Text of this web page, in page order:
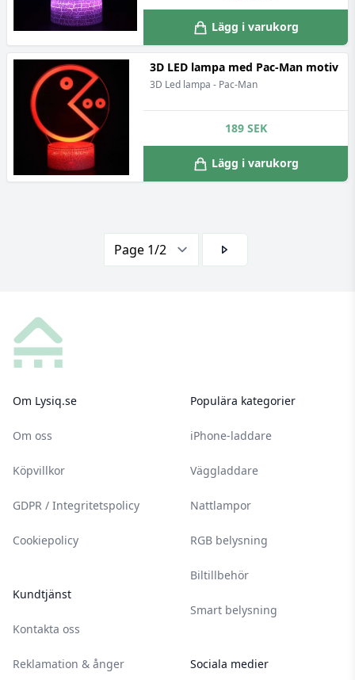
Lägg i varukorg
3D LED lampa med Pac-Man motiv
3D Led lampa - Pac-Man
189 SEK
Lägg i varukorg
Om Lysiq.se
Om oss
Köpvillkor
GDPR / Integritetspolicy
Cookiepolicy
Kundtjänst
Kontakta oss
Reklamation & ånger
Populära kategorier
iPhone-laddare
Väggladdare
Nattlampor
RGB belysning
Biltillbehör
Smart belysning
Sociala medier